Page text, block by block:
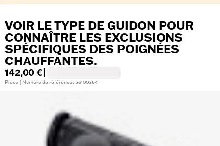
VOIR LE TYPE DE GUIDON POUR
CONNAÎTRE LES EXCLUSIONS
SPÉCIFIQUES DES POIGNÉES
CHAUFFANTES.
142,00 €
Pièce | Numéro de référence : 56100364